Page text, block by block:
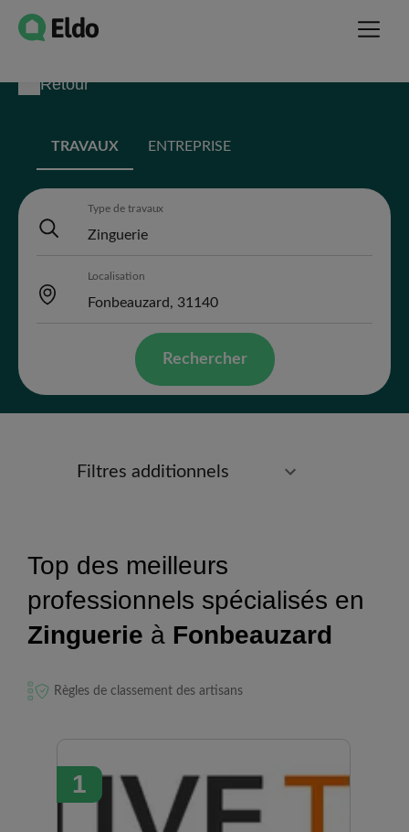
Retour
TRAVAUX ENTREPRISE
Type de travaux
Localisation
Rechercher
Filtres additionnels
Top des meilleurs
professionnels spécialisés en
Zinguerie à Fonbeauzard
Règles de classement des artisans
1